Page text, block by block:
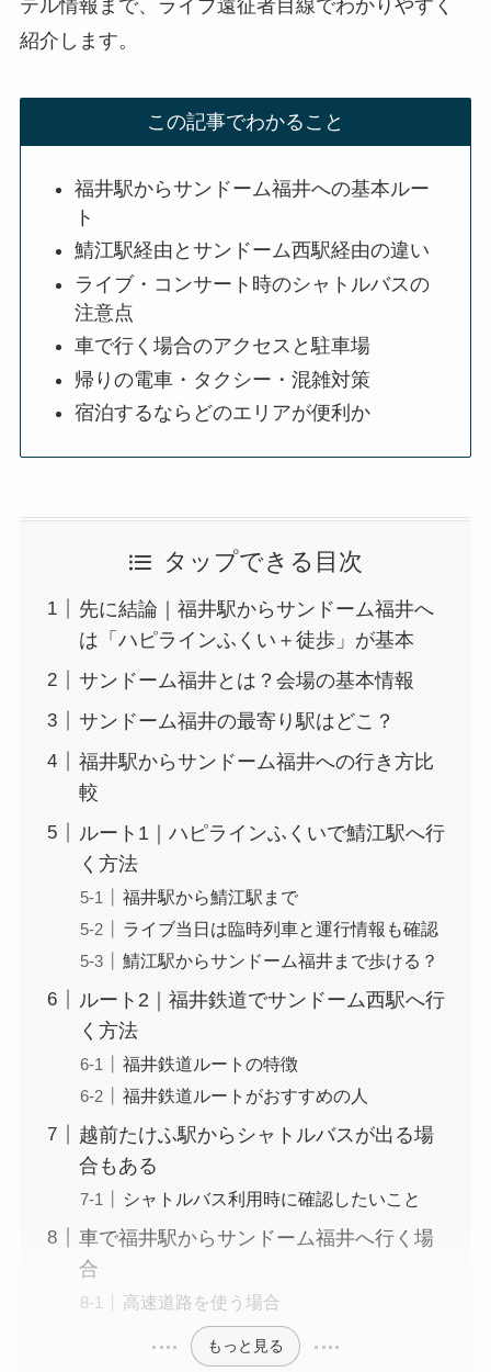
テル情報まで、ライブ遠征者目線でわかりやすく
紹介します。
この記事でわかること
福井駅からサンドーム福井への基本ルー
ト
鯖江駅経由とサンドーム西駅経由の違い
ライブ・コンサート時のシャトルバスの
注意点
車で行く場合のアクセスと駐車場
帰りの電車・タクシー・混雑対策
宿泊するならどのエリアが便利か
タップできる目次
先に結論｜福井駅からサンドーム福井へ
は「ハピラインふくい＋徒歩」が基本
サンドーム福井とは？会場の基本情報
サンドーム福井の最寄り駅はどこ？
福井駅からサンドーム福井への行き方比
較
ルート1｜ハピラインふくいで鯖江駅へ行
く方法
福井駅から鯖江駅まで
ライブ当日は臨時列車と運行情報も確認
鯖江駅からサンドーム福井まで歩ける？
ルート2｜福井鉄道でサンドーム西駅へ行
く方法
福井鉄道ルートの特徴
福井鉄道ルートがおすすめの人
越前たけふ駅からシャトルバスが出る場
合もある
シャトルバス利用時に確認したいこと
車で福井駅からサンドーム福井へ行く場
合
高速道路を使う場合
もっと見る